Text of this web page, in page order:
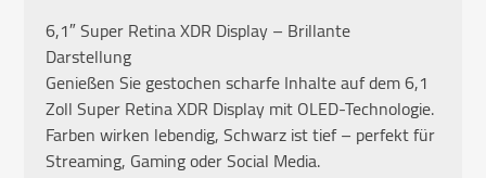
6,1″ Super Retina XDR Display – Brillante
Darstellung
Genießen Sie gestochen scharfe Inhalte auf dem 6,1
Zoll Super Retina XDR Display mit OLED-Technologie.
Farben wirken lebendig, Schwarz ist tief – perfekt für
Streaming, Gaming oder Social Media.